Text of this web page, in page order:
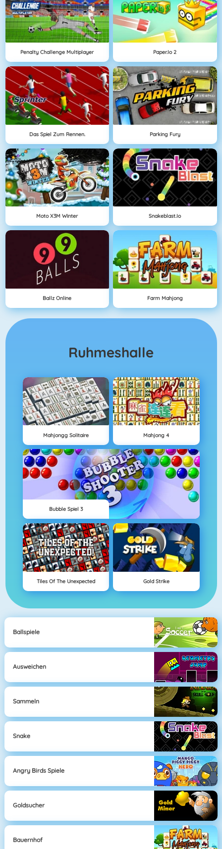
Penalty Challenge Multiplayer Paper.io 2
Das Spiel Zum Rennen. Parking Fury
Moto X3M Winter Snakeblast.io
Ballz Online Farm Mahjong
Ruhmeshalle
Mahjongg Solitaire Mahjong 4
Bubble Spiel 3
Tiles Of The Unexpected Gold Strike
Ballspiele
Ausweichen
Sammeln
Snake
Angry Birds Spiele
Goldsucher
Bauernhof